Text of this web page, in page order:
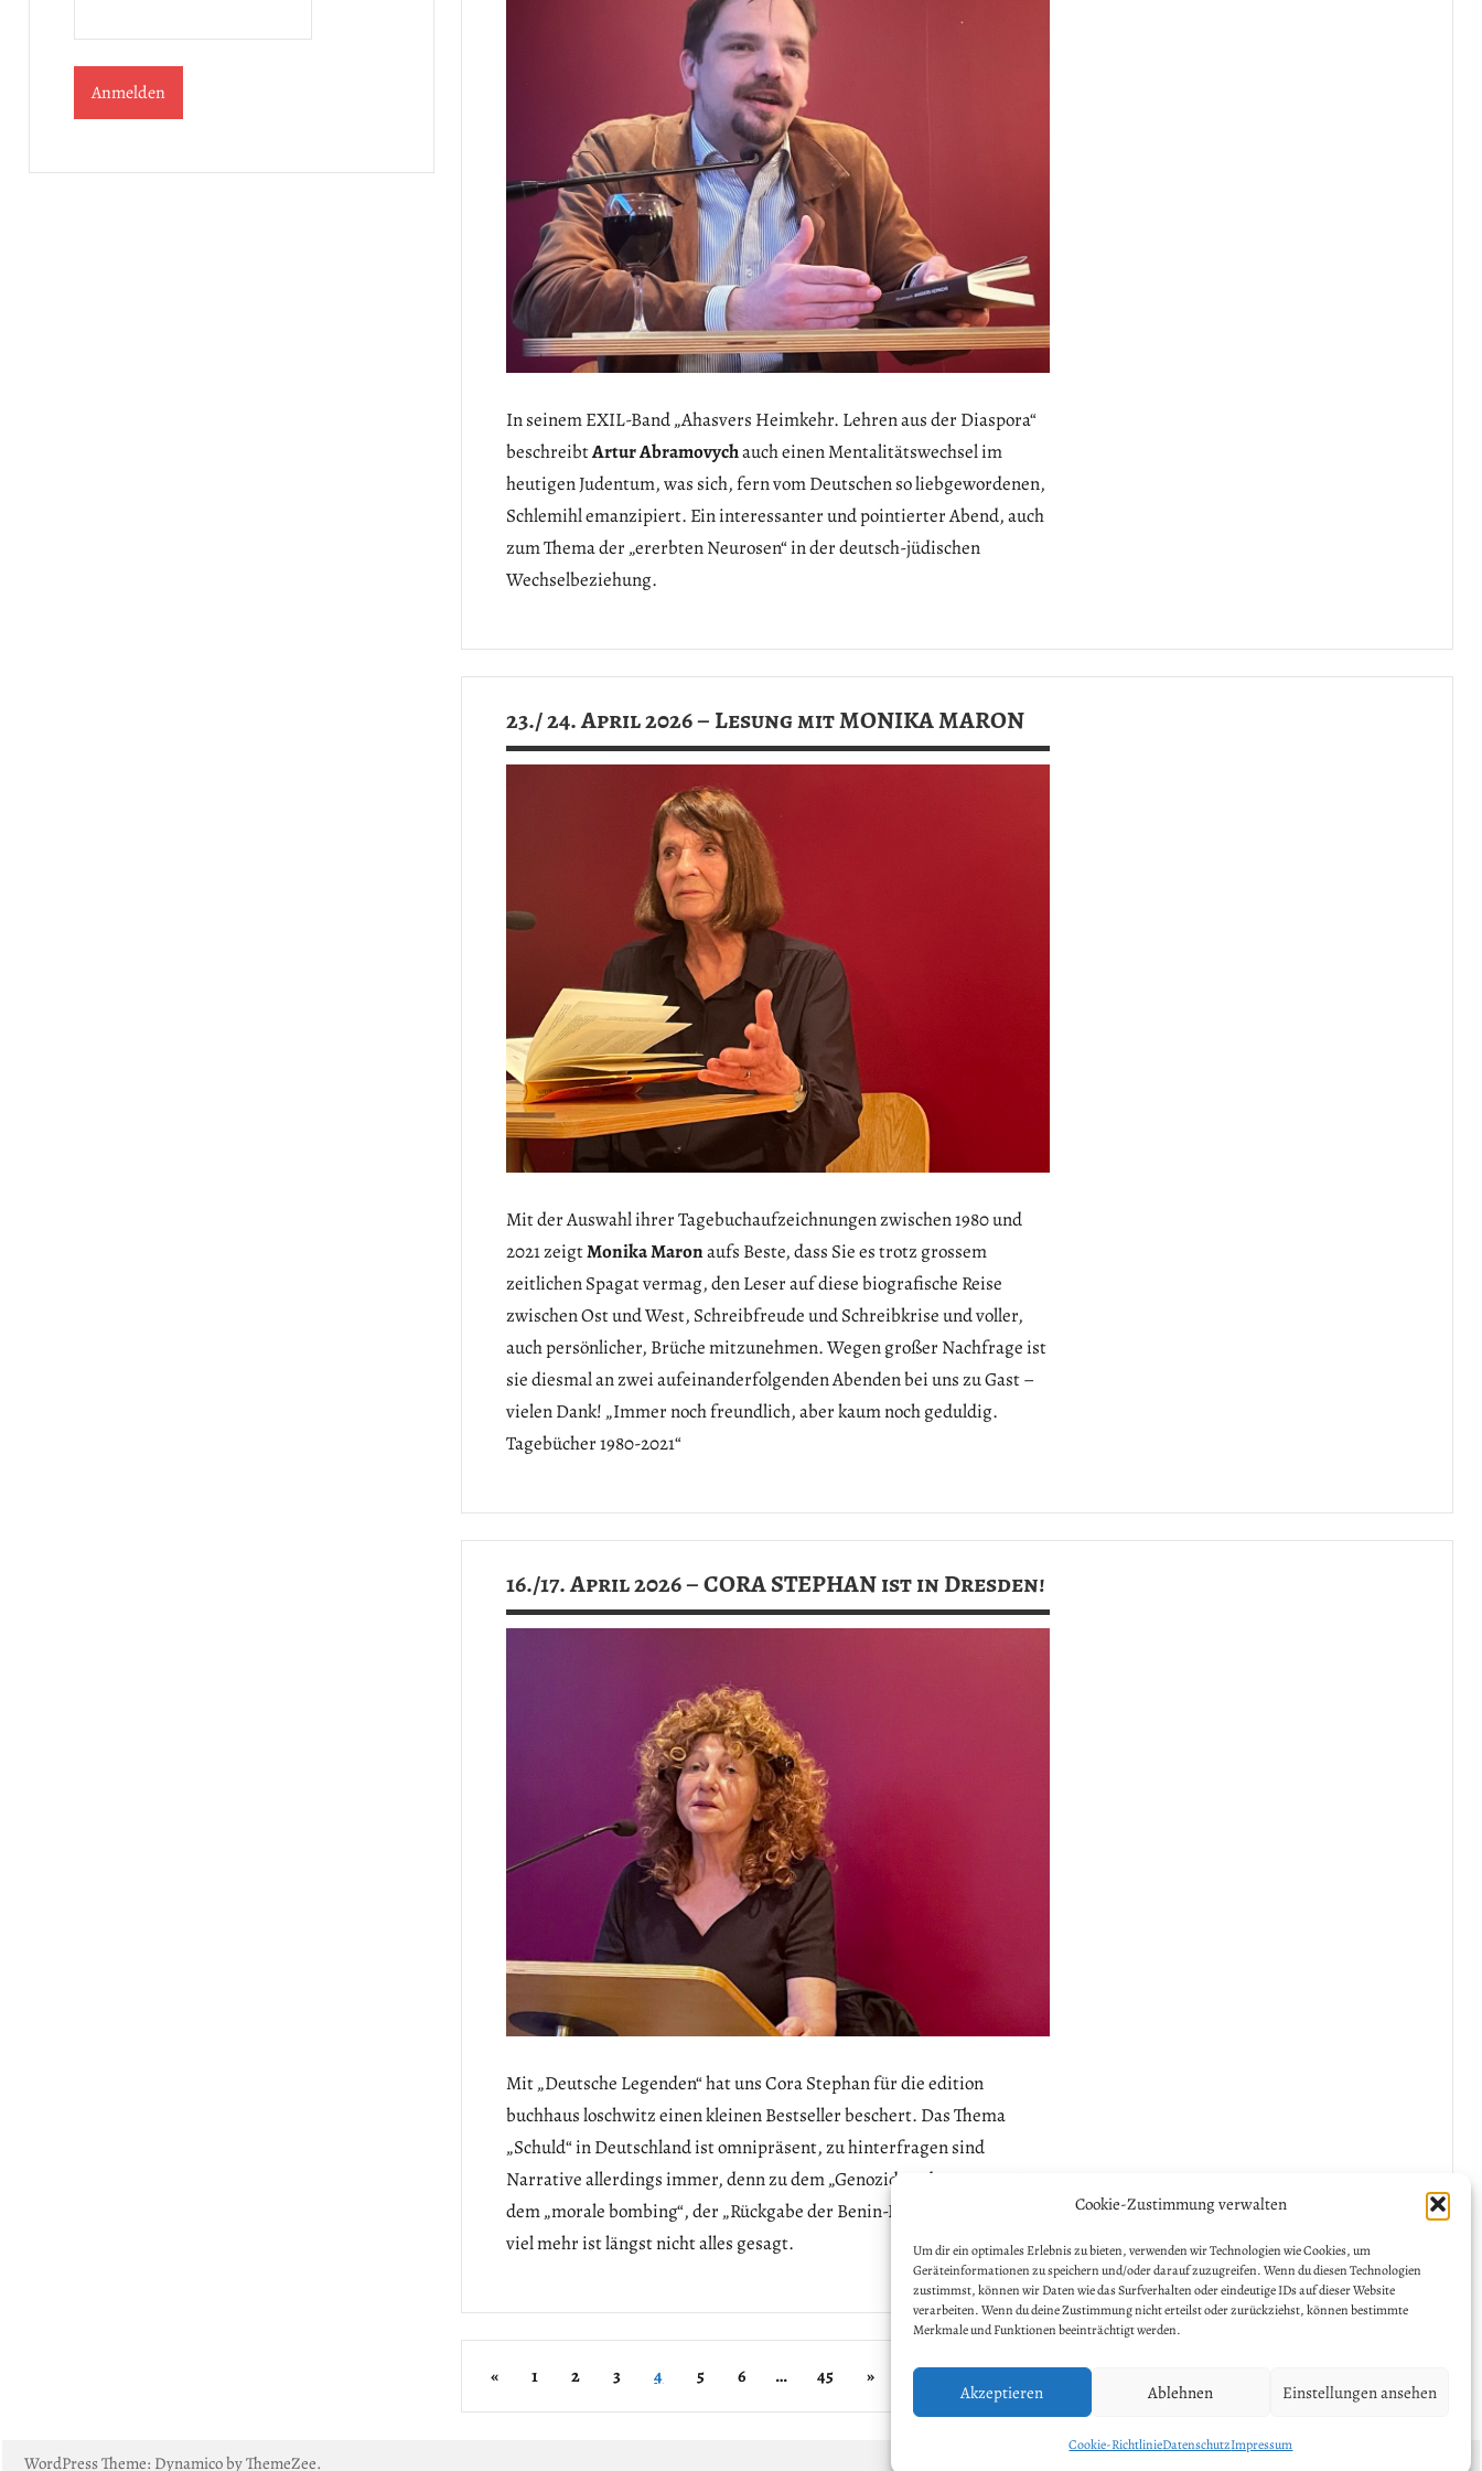
Cookie-Zustimmung verwalten
Um dir ein optimales Erlebnis zu bieten, verwenden wir Technologien wie Cookies, um
Geräteinformationen zu speichern und/oder darauf zuzugreifen. Wenn du diesen Technologien
zustimmst, können wir Daten wie das Surfverhalten oder eindeutige IDs auf dieser Website
verarbeiten. Wenn du deine Zustimmung nicht erteilst oder zurückziehst, können bestimmte
Merkmale und Funktionen beeinträchtigt werden.
Akzeptieren Ablehnen Einstellungen ansehen
Cookie-RichtlinieDatenschutzImpressum
In seinem EXIL-Band „Ahasvers Heimkehr. Lehren aus der Diaspora“
beschreibtArtur Abramovychauch einen Mentalitätswechsel im
heutigen Judentum, was sich, fern vom Deutschen so liebgewordenen,
Schlemihl emanzipiert. Ein interessanter und pointierter Abend, auch
zum Thema der „ererbten Neurosen“ in der deutsch-jüdischen
Wechselbeziehung.
23./ 24. April 2026 – Lesung mit MONIKA MARON
Mit der Auswahl ihrer Tagebuchaufzeichnungen zwischen 1980 und
2021 zeigtMonika Maronaufs Beste, dass Sie es trotz grossem
zeitlichen Spagat vermag, den Leser auf diese biografische Reise
zwischen Ost und West, Schreibfreude und Schreibkrise und voller,
auch persönlicher, Brüche mitzunehmen. Wegen großer Nachfrage ist
sie diesmal an zwei aufeinanderfolgenden Abenden bei uns zu Gast –
vielen Dank! „Immer noch freundlich, aber kaum noch geduldig.
Tagebücher 1980-2021“
16./17. April 2026 – CORA STEPHAN ist in Dresden!
Mit „Deutsche Legenden“ hat uns Cora Stephan für die edition
buchhaus loschwitz einen kleinen Bestseller beschert. Das Thema
„Schuld“ in Deutschland ist omnipräsent, zu hinterfragen sind
Narrative allerdings immer, denn zu dem „Genozid an den Herrero“,
dem „morale bombing“, der „Rückgabe der Benin-Bronzen“ und noch
viel mehr ist längst nicht alles gesagt.
Seitennummerierung
der
«Previous
Posts
1 2 3 4 5 6 … 45
Next
Posts
»
WordPress Theme: Dynamico by ThemeZee.